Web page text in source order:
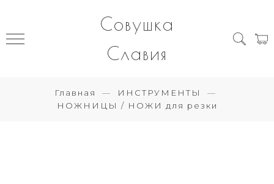
Совушка
Славия
Главная
ИНСТРУМЕНТЫ
НОЖНИЦЫ / НОЖИ для резки